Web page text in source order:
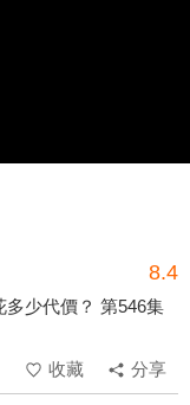
8.4
少代價？ 第546集
收藏
分享